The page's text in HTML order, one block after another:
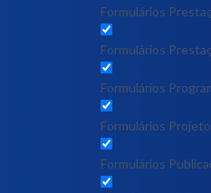
Formulários
Formulários
Formulários
Formulários
Formulários